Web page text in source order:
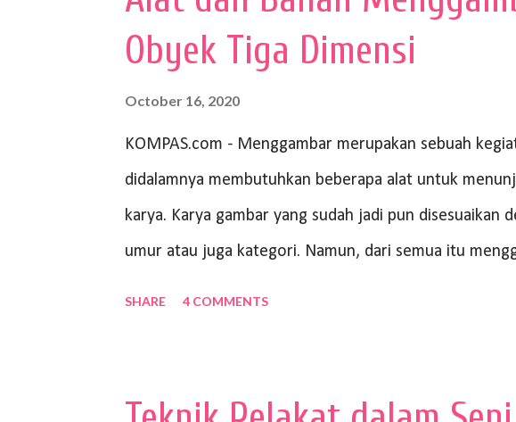
Obyek Tiga Dimensi
October 16, 2020
KOMPAS.com - Menggambar merupakan sebuah
didalamnya membutuhkan beberapa alat untuk
karya. Karya gambar yang sudah jadi pun disesuaikan
umur atau juga kategori. Namun, dari semua itu
SHARE 4 COMMENTS